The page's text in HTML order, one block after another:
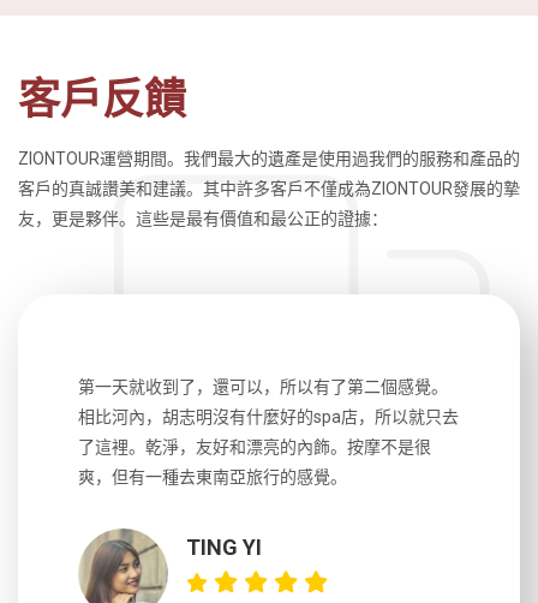
客戶反饋
ZIONTOUR運營期間。我們最大的遺產是使用過我們的服務和產品的
客戶的真誠讚美和建議。其中許多客戶不僅成為ZIONTOUR發展的摯
友，更是夥伴。這些是最有價值和最公正的證據：
第一天就收到了，還可以，所以有了第二個感覺。
相比河內，胡志明沒有什麼好的spa店，所以就只去
了這裡。乾淨，友好和漂亮的內飾。按摩不是很
爽，但有一種去東南亞旅行的感覺。
TING YI